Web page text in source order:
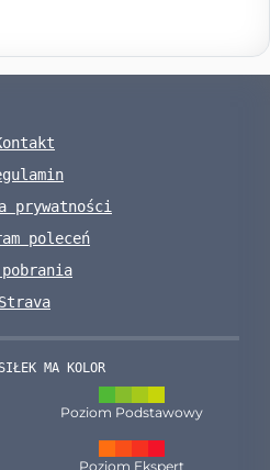
prywatności
poleceń
pobrania
Strava
MA KOLOR
Poziom Podstawowy
Poziom Ekspert